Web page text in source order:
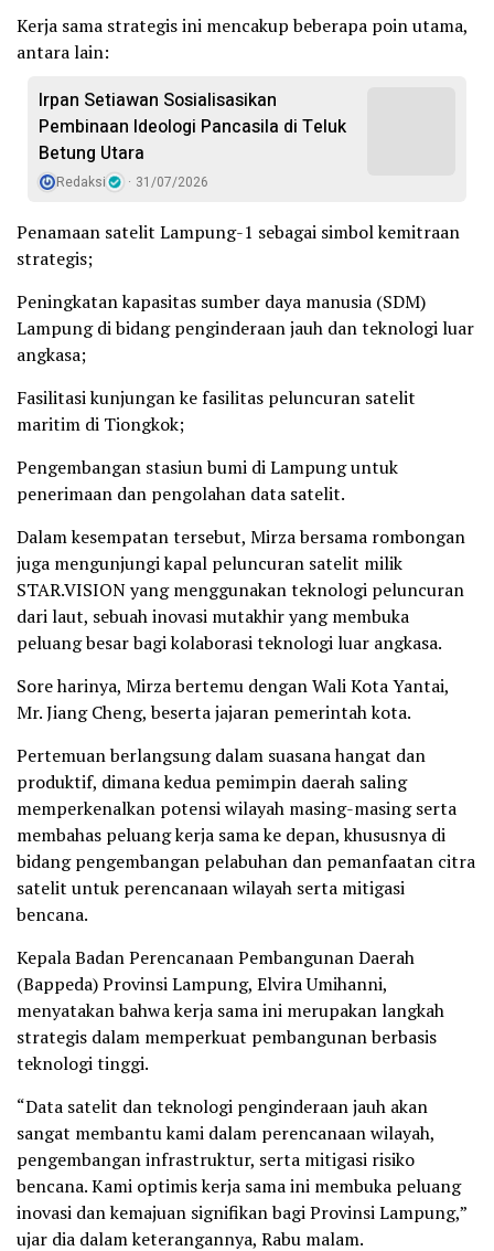
Kerja sama strategis ini mencakup beberapa poin utama,
antara lain:
Irpan Setiawan Sosialisasikan
Pembinaan Ideologi Pancasila di Teluk
Betung Utara
Redaksi 31/07/2026
Penamaan satelit Lampung-1 sebagai simbol kemitraan
strategis;
Peningkatan kapasitas sumber daya manusia (SDM)
Lampung di bidang penginderaan jauh dan teknologi luar
angkasa;
Fasilitasi kunjungan ke fasilitas peluncuran satelit
maritim di Tiongkok;
Pengembangan stasiun bumi di Lampung untuk
penerimaan dan pengolahan data satelit.
Dalam kesempatan tersebut, Mirza bersama rombongan
juga mengunjungi kapal peluncuran satelit milik
STAR.VISION yang menggunakan teknologi peluncuran
dari laut, sebuah inovasi mutakhir yang membuka
peluang besar bagi kolaborasi teknologi luar angkasa.
Sore harinya, Mirza bertemu dengan Wali Kota Yantai,
Mr. Jiang Cheng, beserta jajaran pemerintah kota.
Pertemuan berlangsung dalam suasana hangat dan
produktif, dimana kedua pemimpin daerah saling
memperkenalkan potensi wilayah masing-masing serta
membahas peluang kerja sama ke depan, khususnya di
bidang pengembangan pelabuhan dan pemanfaatan citra
satelit untuk perencanaan wilayah serta mitigasi
bencana.
Kepala Badan Perencanaan Pembangunan Daerah
(Bappeda) Provinsi Lampung, Elvira Umihanni,
menyatakan bahwa kerja sama ini merupakan langkah
strategis dalam memperkuat pembangunan berbasis
teknologi tinggi.
“Data satelit dan teknologi penginderaan jauh akan
sangat membantu kami dalam perencanaan wilayah,
pengembangan infrastruktur, serta mitigasi risiko
bencana. Kami optimis kerja sama ini membuka peluang
inovasi dan kemajuan signifikan bagi Provinsi Lampung,”
ujar dia dalam keterangannya, Rabu malam.